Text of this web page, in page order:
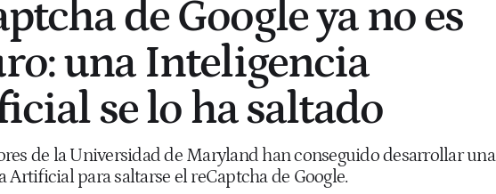
de Google ya no es
una Inteligencia
se lo ha saltado
de la Universidad de Maryland han conseguido desarrollar una
Artificial para saltarse el reCaptcha de Google.